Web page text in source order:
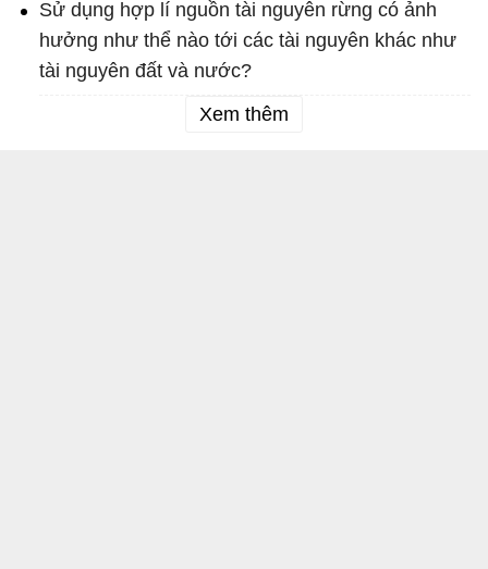
Sử dụng hợp lí nguồn tài nguyên rừng có ảnh
hưởng như thể nào tới các tài nguyên khác như
tài nguyên đất và nước?
Xem thêm